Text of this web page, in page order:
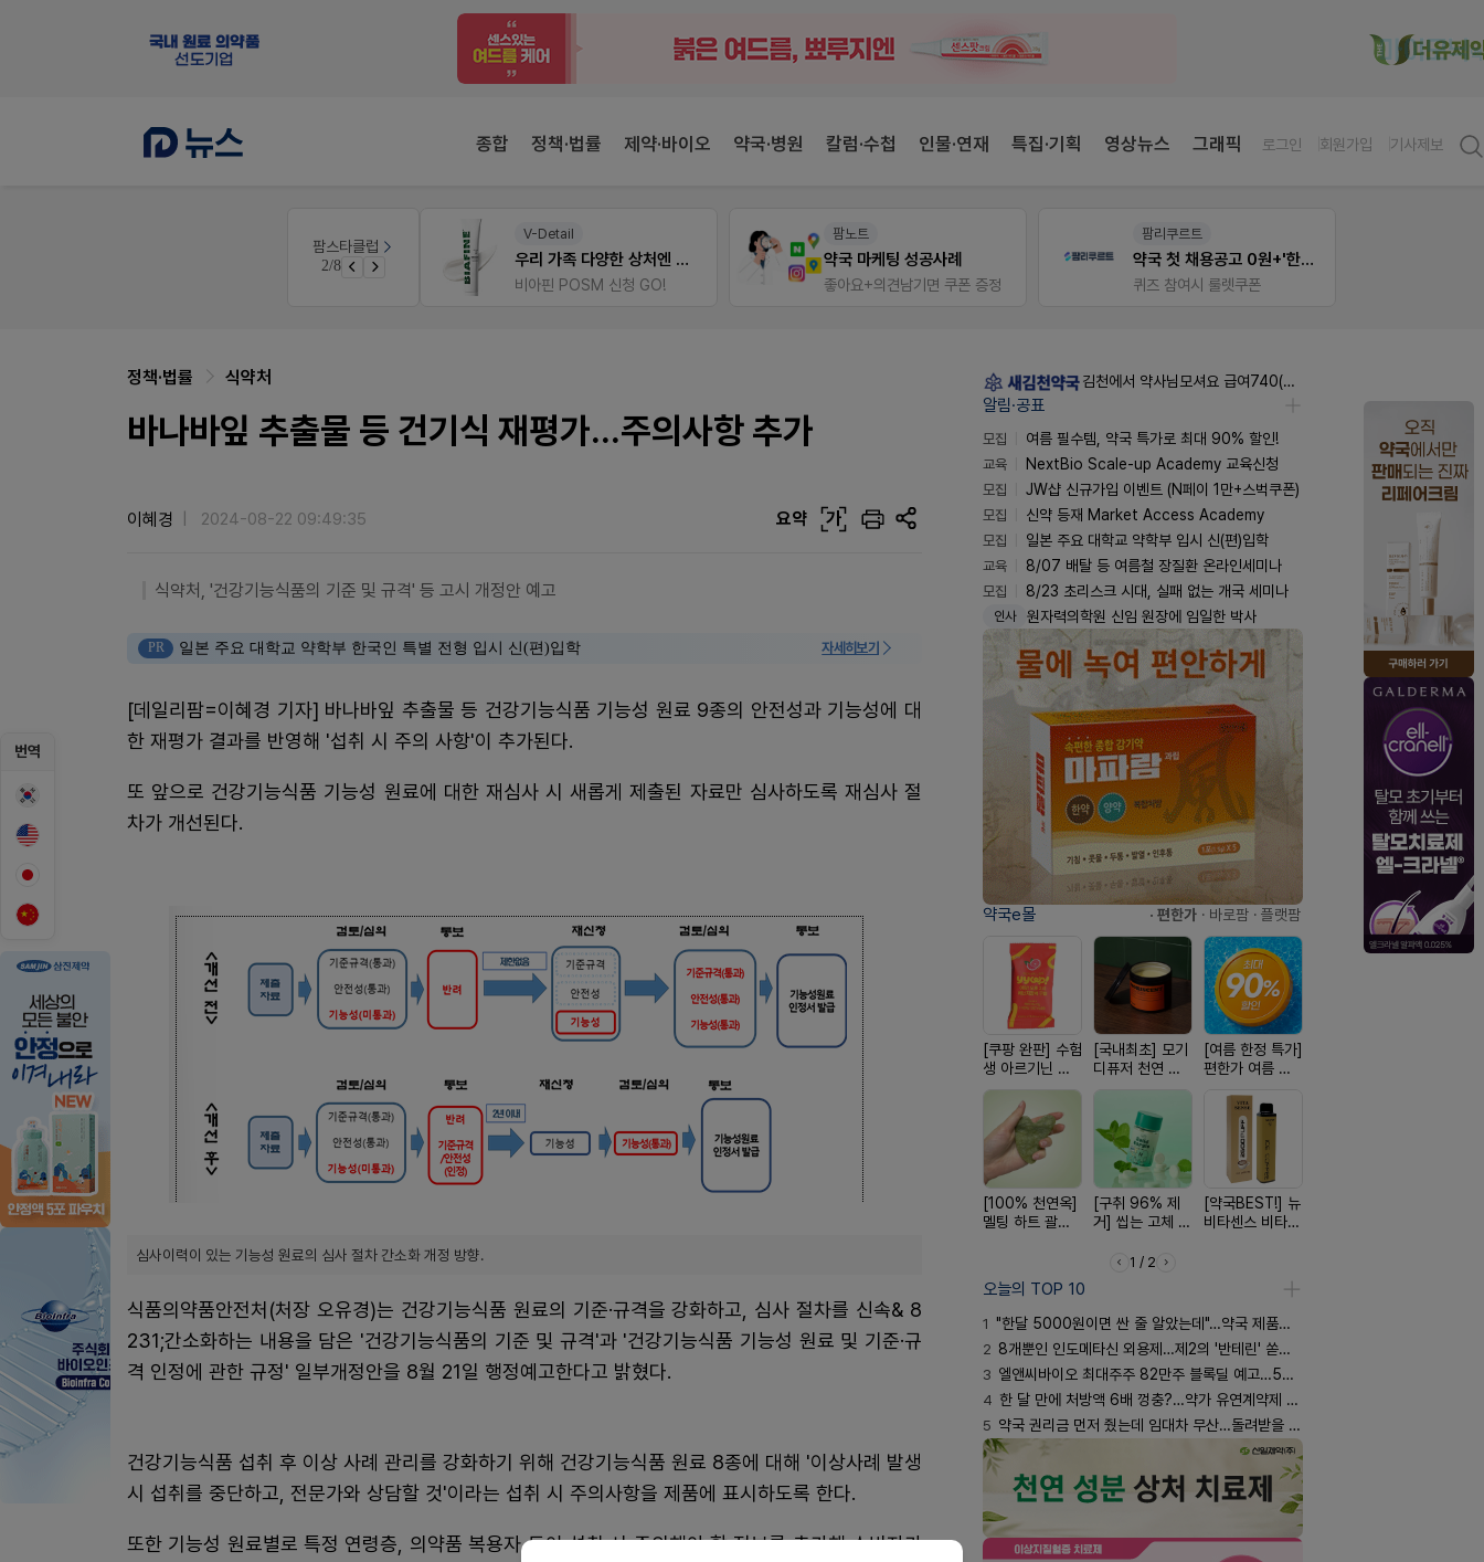
종합 정책·법률 제약·바이오 약국·병원 칼럼·수첩 인물·연재 특집·기획 영상뉴스 그래픽 로그인 회원가입 기사제보
팜스타클럽
3/8 우리 가족 다양한 상처엔 비아핀!
팜노트
약국 마케팅 성공사례
좋아요+의견남기면 쿠폰 증정
팜리쿠르트
퀴즈 참여시 룰렛쿠폰
온라인세미나
듀오락 스탑과 여름철 장질환 대응법
번역
정책·법률 식약처
바나바잎 추출물 등 건기식 재평가...주의사항 추가
이혜경 2024-08-22 09:49:35 요약 가
식약처, '건강기능식품의 기준 및 규격' 등 고시 개정안 예고
PR 일본 주요 대학교 약학부 한국인 특별 전형 입시 신(편)입학 자세히보기
[데일리팜=이혜경 기자] 바나바잎 추출물 등 건강기능식품 기능성 원료 9종의 안전성과 기능성에 대
한 재평가 결과를 반영해 '섭취 시 주의 사항'이 추가된다.
또 앞으로 건강기능식품 기능성 원료에 대한 재심사 시 새롭게 제출된 자료만 심사하도록 재심사 절
차가 개선된다.
심사이력이 있는 기능성 원료의 심사 절차 간소화 개정 방향.
식품의약품안전처(처장 오유경)는 건강기능식품 원료의 기준·규격을 강화하고, 심사 절차를 신속& 8
231;간소화하는 내용을 담은 '건강기능식품의 기준 및 규격'과 '건강기능식품 기능성 원료 및 기준·규
격 인정에 관한 규정' 일부개정안을 8월 21일 행정예고한다고 밝혔다.
건강기능식품 섭취 후 이상 사례 관리를 강화하기 위해 건강기능식품 원료 8종에 대해 '이상사례 발생
시 섭취를 중단하고, 전문가와 상담할 것'이라는 섭취 시 주의사항을 제품에 표시하도록 한다.
또한 기능성 원료별로 특정 연령층, 의약품 복용자 등이 섭취 시 주의해야 할 정보를 추가해 소비자가
김천에서 약사님모셔요 급여740(퇴직금선지급시실수령800),KTXSRT김천구미역있음
알림·공표
모집
여름 필수템, 약국 특가로 최대 90% 할인!
교육
NextBio Scale-up Academy 교육신청
모집
JW샵 신규가입 이벤트 (N페이 1만+스벅쿠폰)
모집
신약 등재 Market Access Academy
모집
일본 주요 대학교 약학부 입시 신(편)입학
교육
8/07 배탈 등 여름철 장질환 온라인세미나
모집
8/23 초리스크 시대, 실패 없는 개국 세미나
인사 원자력의학원 신임 원장에 임일한 박사
약국e몰 · 편한가 · 바로팜 · 플랫팜
[쿠팡 완판] 수험
생 아르기닌 에
너지 젤리
[국내최초] 모기
디퓨저 천연 계
피 모키센트 디
[여름 한정 특가]
편한가 여름 쿨
템 싹쓰리)
[100% 천연옥]
멜팅 하트 괄사
[구취 96% 제
거] 씹는 고체 가
[약국BEST!] 뉴
비타센스 비타민
1 / 2
오늘의 TOP 10
1 "한달 5000원이면 싼 줄 알았는데"…약국 제품과 비교해보니
2 8개뿐인 인도메타신 외용제…제2의 '반테린' 쏟아지나
3 엘앤씨바이오 최대주주 82만주 블록딜 예고…500억 규모
4 한 달 만에 처방액 6배 껑충?…약가 유연계약제 착시효과
5 약국 권리금 먼저 줬는데 임대차 무산…돌려받을 수 있을까